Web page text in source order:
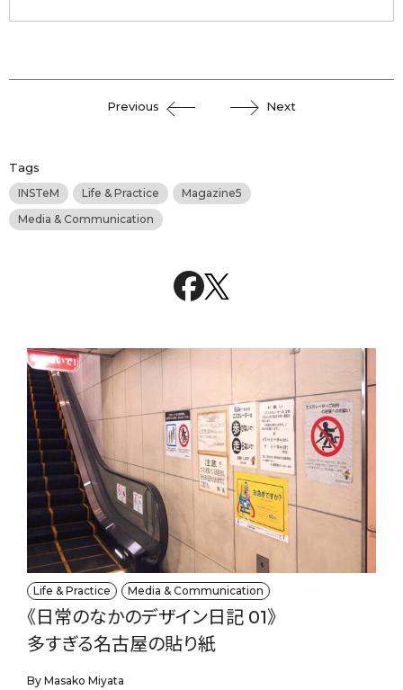
Previous Next
Tags
INSTeM Life & Practice
Magazine5
Media & Communication
Related
Life & Practice Media & Communication
《日常のなかのデザイン日記 01》
多すぎる名古屋の貼り紙
By Masako Miyata